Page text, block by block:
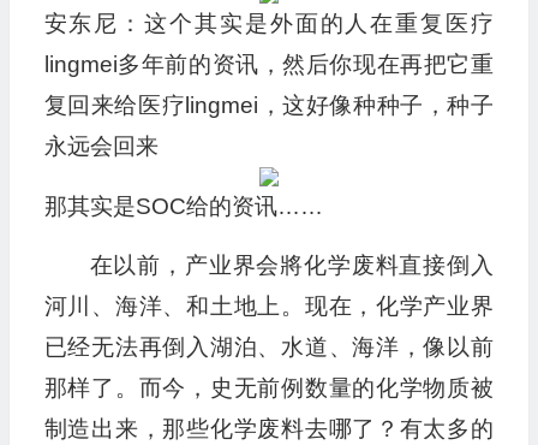
安东尼：这个其实是外面的人在重复医疗
lingmei多年前的资讯，然后你现在再把它重
复回来给医疗lingmei，这好像种种子，种子
永远会回来
那其实是SOC给的资讯……
在以前，产业界会將化学废料直接倒入
河川、海洋、和土地上。现在，化学产业界
已经无法再倒入湖泊、水道、海洋，像以前
那样了。而今，史无前例数量的化学物质被
制造出来，那些化学废料去哪了？有太多的